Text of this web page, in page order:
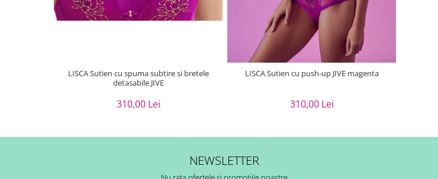
LISCA Sutien cu spuma subtire si bretele
detasabile JIVE
310,00 Lei
LISCA Sutien cu push-up JIVE magenta
310,00 Lei
NEWSLETTER